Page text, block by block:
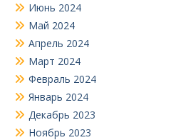
Июнь 2024
Май 2024
Апрель 2024
Март 2024
Февраль 2024
Январь 2024
Декабрь 2023
Ноябрь 2023